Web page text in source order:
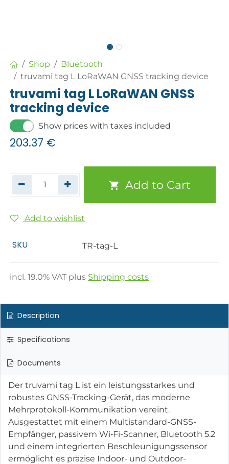
Shop
Bluetooth
truvami tag L LoRaWAN GNSS tracking device
truvami tag L LoRaWAN GNSS
tracking device
Show prices with taxes included
203.37 €
Add to Cart
Add to wishlist
SKU TR-tag-L
incl.19.0% VAT plus Shipping costs
Description
Specifications
Documents
Der truvami tag L ist ein leistungsstarkes und
robustes GNSS-Tracking-Gerät, das moderne
Mehrprotokoll-Kommunikation vereint.
Ausgestattet mit einem Multistandard-GNSS-
Empfänger, passivem Wi‑Fi-Scanner, Bluetooth 5.2
und einem integrierten Beschleunigungssensor
ermöglicht es präzise Indoor- und Outdoor-